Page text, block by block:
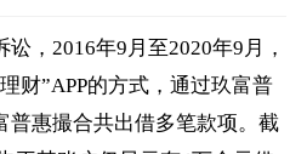
，2016年9月至2020年9月，
财”APP的方式，通过玖富普
普惠撮合共出借多笔款项。截